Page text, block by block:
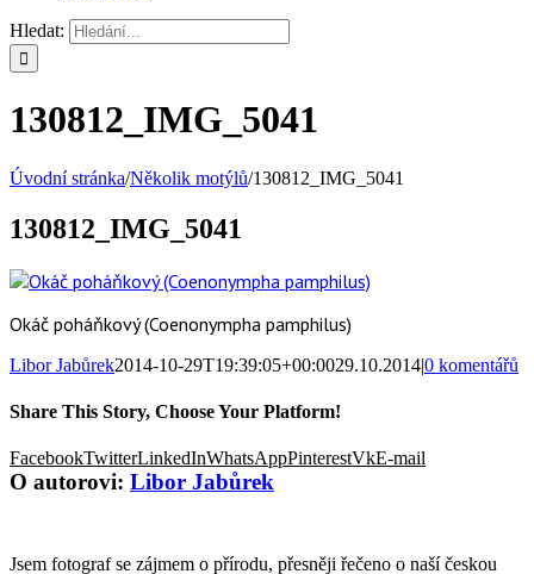
Hledat:
130812_IMG_5041
Úvodní stránka/Několik motýlů/130812_IMG_5041
130812_IMG_5041
Okáč poháňkový (Coenonympha pamphilus)
Libor Jabůrek2014-10-29T19:39:05+00:0029.10.2014|0 komentářů
Share This Story, Choose Your Platform!
FacebookTwitterLinkedInWhatsAppPinterestVkE-mail
O autorovi: Libor Jabůrek
Jsem fotograf se zájmem o přírodu, přesněji řečeno o naší českou